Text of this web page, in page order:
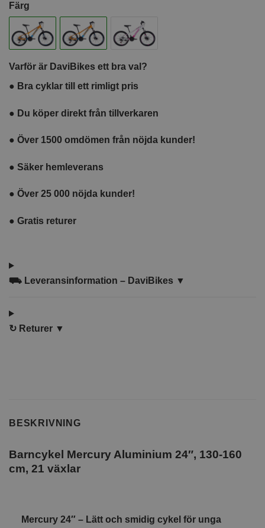
Färg
Varför är DaviBikes ett bra val?
● Bra cyklar till ett rimligt pris
● Du köper direkt från tillverkaren
● Över 1500 omdömen från nöjda kunder!
● Säker hemleverans
● Över 25 000 nöjda kunder!
● Gratis returer
⛟ Leveransinformation – DaviBikes ▼
↻ Returer ▼
BESKRIVNING
Barncykel Mercury Aluminium 24″, 130-160
cm, 21 växlar
Mercury 24″ – Lätt och smidig cykel för unga